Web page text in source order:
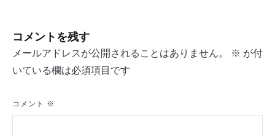
コメントを残す
メールアドレスが公開されることはありません。 ※ が付
いている欄は必須項目です
コメント ※